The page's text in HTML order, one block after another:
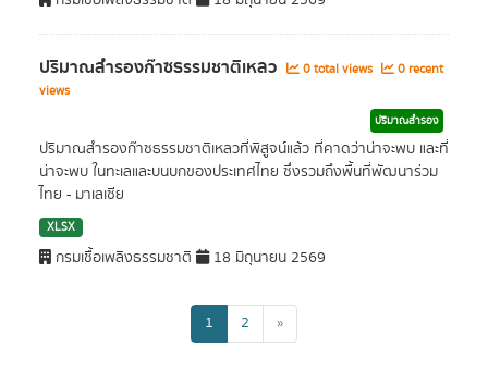
ปริมาณสำรองก๊าซธรรมชาติเหลว 0 total views
0 recent
views
ปริมาณสำรอง
ปริมาณสำรองก๊าซธรรมชาติเหลวที่พิสูจน์แล้ว ที่คาดว่าน่าจะพบ และที่
น่าจะพบ ในทะเลและบนบกของประเทศไทย ซึ่งรวมถึงพื้นที่พัฒนาร่วม
ไทย - มาเลเซีย
XLSX
กรมเชื้อเพลิงธรรมชาติ 18 มิถุนายน 2569
1 2 »